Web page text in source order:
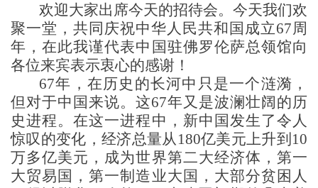
欢迎大家出席今天的招待会。今天我们欢
聚一堂，共同庆祝中华人民共和国成立67周
年，在此我谨代表中国驻佛罗伦萨总领馆向
各位来宾表示衷心的感谢！
67年，在历史的长河中只是一个涟漪，
但对于中国来说。这67年又是波澜壮阔的历
史进程。在这一进程中，新中国发生了令人
惊叹的变化，经济总量从180亿美元上升到10
万多亿美元，成为世界第二大经济体，第一
大贸易国，第一制造业大国，大部分贫困人